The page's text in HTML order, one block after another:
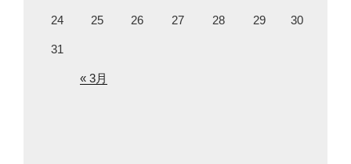
24 25 26 27 28 29 30
31
« 3月